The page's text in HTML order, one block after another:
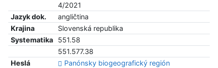
4/2021
Jazyk dok.
angličtina
Krajina
Slovenská republika
Systematika
551.58
551.577.38
Heslá
Panónsky biogeografický región